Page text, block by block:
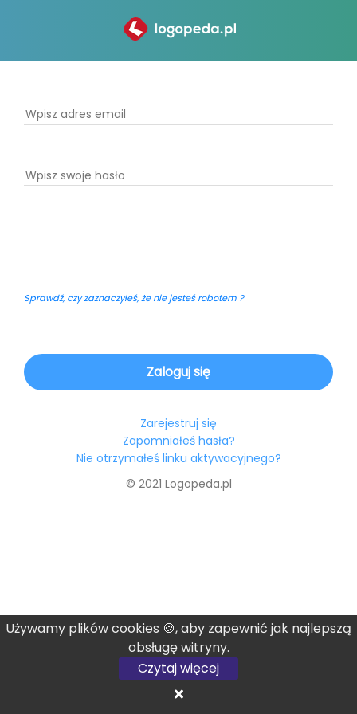
Sprawdź, czy zaznaczyłeś, że nie jesteś robotem ?
Zarejestruj się
Zapomniałeś hasła?
Nie otrzymałeś linku aktywacyjnego?
© 2021 Logopeda.pl
Używamy plików cookies 🍪, aby zapewnić jak najlepszą
obsługę witryny.
Czytaj więcej